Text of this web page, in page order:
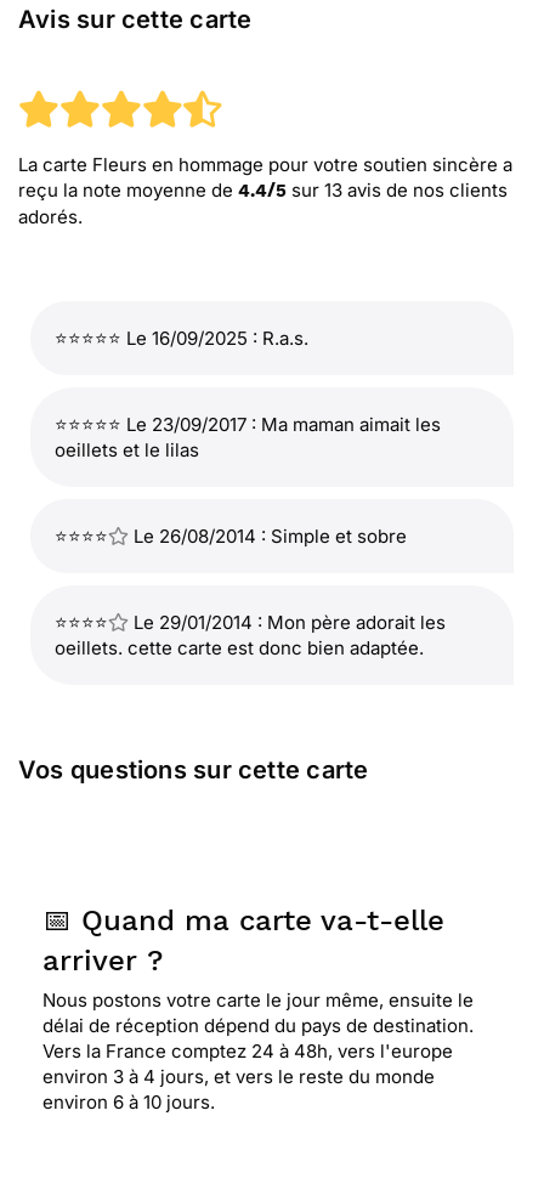
Avis sur cette carte
La carte Fleurs en hommage pour votre soutien sincère a
reçu la note moyenne de 4.4/5 sur 13 avis de nos clients
adorés.
⭐⭐⭐⭐⭐ Le 16/09/2025 : R.a.s.
⭐⭐⭐⭐⭐ Le 23/09/2017 : Ma maman aimait les
oeillets et le lilas
⭐⭐⭐⭐ Le 26/08/2014 : Simple et sobre
⭐⭐⭐⭐
Le 29/01/2014 : Mon père adorait les
oeillets. cette carte est donc bien adaptée.
Vos questions sur cette carte
📅 Quand ma carte va-t-elle
arriver ?
Nous postons votre carte le jour même, ensuite le
délai de réception dépend du pays de destination.
Vers la France comptez 24 à 48h, vers l'europe
environ 3 à 4 jours, et vers le reste du monde
environ 6 à 10 jours.